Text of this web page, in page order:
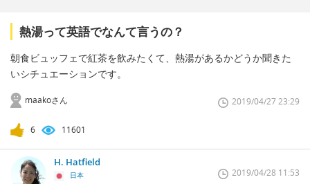
熱湯って英語でなんて言うの？
朝食ビュッフェで紅茶を飲みたくて、熱湯があるかどうか聞きた
いシチュエーションです。
maakoさん 2019/04/27 23:29
6 11601
H. Hatfield
日本 2019/04/28 11:53